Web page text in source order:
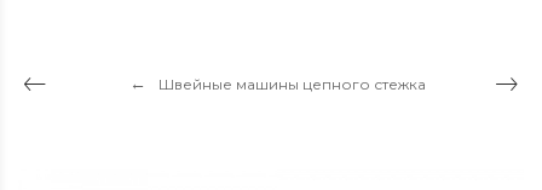
Швейные машины цепного стежка